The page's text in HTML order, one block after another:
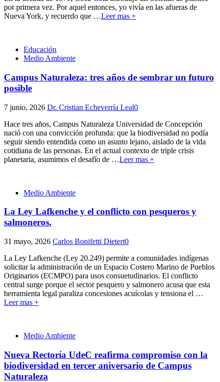
por primera vez. Por aquel entonces, yo vivía en las afueras de
Nueva York, y recuerdo que …Leer mas +
Educación
Medio Ambiente
Campus Naturaleza: tres años de sembrar un futuro
posible
7 junio, 2026 Dr. Cristian Echeverría Leal0
Hace tres años, Campus Naturaleza Universidad de Concepción
nació con una convicción profunda: que la biodiversidad no podía
seguir siendo entendida como un asunto lejano, aislado de la vida
cotidiana de las personas. En el actual contexto de triple crisis
planetaria, asumimos el desafío de …Leer mas +
Medio Ambiente
La Ley Lafkenche y el conflicto con pesqueros y
salmoneros.
31 mayo, 2026 Carlos Bonifetti Dietert0
La Ley Lafkenche (Ley 20.249) permite a comunidades indígenas
solicitar la administración de un Espacio Costero Marino de Pueblos
Originarios (ECMPO) para usos consuetudinarios. El conflicto
central surge porque el sector pesquero y salmonero acusa que esta
herramienta legal paraliza concesiones acuícolas y tensiona el …
Leer mas +
Medio Ambiente
Nueva Rectoría UdeC reafirma compromiso con la
biodiversidad en tercer aniversario de Campus
Naturaleza